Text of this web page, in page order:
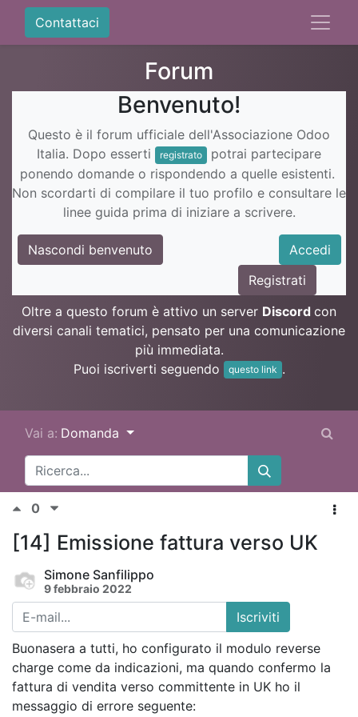
Contattaci
Forum
Benvenuto!
Questo è il forum ufficiale dell'Associazione Odoo
Italia. Dopo esserti
registrato
potrai partecipare
ponendo domande o rispondendo a quelle esistenti.
Non scordarti di compilare il tuo profilo e consultare le
linee guida prima di iniziare a scrivere.
Nascondi benvenuto
Accedi
Registrati
Oltre a questo forum è attivo un server Discord con
diversi canali tematici, pensato per una comunicazione
più immediata.
Puoi iscriverti seguendo
questo link .
Vai a: Domanda
0
[14] Emissione fattura verso UK
Simone Sanfilippo
9 febbraio 2022
Iscriviti
Buonasera a tutti, ho configurato il modulo reverse
charge come da indicazioni, ma quando confermo la
fattura di vendita verso committente in UK ho il
messaggio di errore seguente: